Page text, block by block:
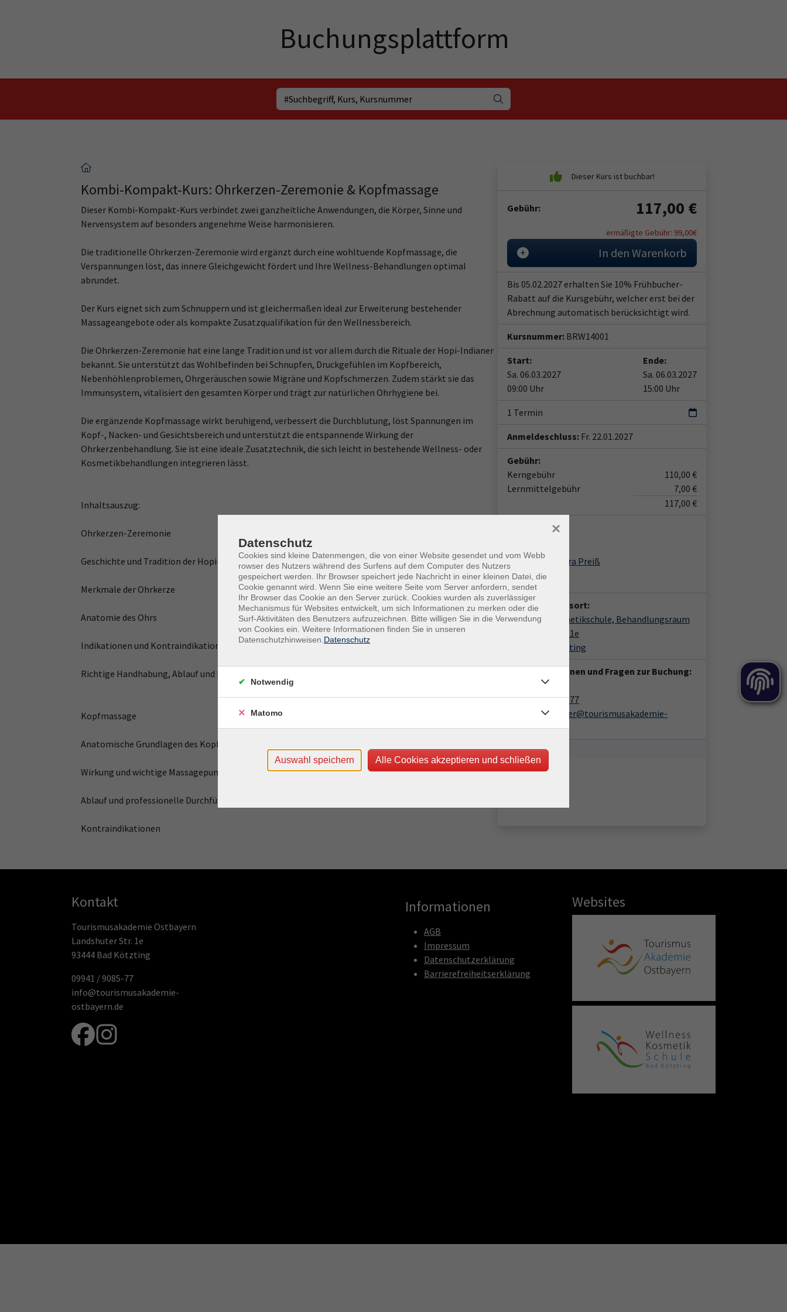
Kombi-Kompakt-Kurs: Ohrkerzen-Zeremonie & Kopfmassage
Dieser Kombi-Kompakt-Kurs verbindet zwei ganzheitliche Anwendungen, die Körper, Sinne und
Nervensystem auf besonders angenehme Weise harmonisieren.
Die traditionelle Ohrkerzen-Zeremonie wird ergänzt durch eine wohltuende Kopfmassage, die
Verspannungen löst, das innere Gleichgewicht fördert und Ihre Wellness-Behandlungen optimal
abrundet.
Der Kurs eignet sich zum Schnuppern und ist gleichermaßen ideal zur Erweiterung bestehender
Massageangebote oder als kompakte Zusatzqualifikation für den Wellnessbereich.
Die Ohrkerzen-Zeremonie hat eine lange Tradition und ist vor allem durch die Rituale der Hopi-Indianer
bekannt. Sie unterstützt das Wohlbefinden bei Schnupfen, Druckgefühlen im Kopfbereich,
Nebenhöhlenproblemen, Ohrgeräuschen sowie Migräne und Kopfschmerzen. Zudem stärkt sie das
Immunsystem, vitalisiert den gesamten Körper und trägt zur natürlichen Ohrhygiene bei.
Die ergänzende Kopfmassage wirkt beruhigend, verbessert die Durchblutung, löst Spannungen im
Kopf-, Nacken- und Gesichtsbereich und unterstützt die entspannende Wirkung der
Ohrkerzenbehandlung. Sie ist eine ideale Zusatztechnik, die sich leicht in bestehende Wellness- oder
Kosmetikbehandlungen integrieren lässt.
Inhaltsauszug:
Ohrkerzen-Zeremonie
Geschichte und Tradition der Hopi-Indianer
Merkmale der Ohrkerze
Anatomie des Ohrs
Indikationen und Kontraindikationen
Richtige Handhabung, Ablauf und Durchführung
Kopfmassage
Anatomische Grundlagen des Kopfes
Wirkung und wichtige Massagepunkte
Ablauf und professionelle Durchführung
Kontraindikationen
Gebühr: 117,00 €
ermäßigte Gebühr: 99,00€
In den Warenkorb
Bis 05.02.2027 erhalten Sie 10% Frühbucher-
Rabatt auf die Kursgebühr, welcher erst bei der
Abrechnung automatisch berücksichtigt wird.
Kursnummer: BRW14001
Start:
Sa. 06.03.2027
09:00 Uhr
Ende:
Sa. 06.03.2027
15:00 Uhr
1 Termin
Anmeldeschluss: Fr. 22.01.2027
Gebühr:
Kerngebühr
110,00 €
Lernmittelgebühr
7,00 €
117,00 €
Sandra Preiß
Veranstaltungsort:
Wellness-Kosmetikschule, Behandlungsraum
Landshuter Str. 1e
93444 Bad Kötzting
Für Informationen und Fragen zur Buchung:
Katrin Löffler
09941/9085-77
katrin.loeffler@tourismusakademie-
ostbayern.de
Kontakt
Tourismusakademie Ostbayern
Landshuter Str. 1e
93444 Bad Kötzting
09941 / 9085-77
info@tourismusakademie-
ostbayern.de
Informationen
AGB
Impressum
Datenschutzerklärung
Barrierefreiheitserklärung
Websites
Datenschutz
Cookies sind kleine Datenmengen, die von einer Website gesendet und vom Webb
rowser des Nutzers während des Surfens auf dem Computer des Nutzers
gespeichert werden. Ihr Browser speichert jede Nachricht in einer kleinen Datei, die
Cookie genannt wird. Wenn Sie eine weitere Seite vom Server anfordern, sendet
Ihr Browser das Cookie an den Server zurück. Cookies wurden als zuverlässiger
Mechanismus für Websites entwickelt, um sich Informationen zu merken oder die
Surf-Aktivitäten des Benutzers aufzuzeichnen. Bitte willigen Sie in die Verwendung
von Cookies ein. Weitere Informationen finden Sie in unseren
Datenschutzhinweisen. Datenschutz
×
Notwendig
Matomo
Auswahl speichern Alle Cookies akzeptieren und schließen